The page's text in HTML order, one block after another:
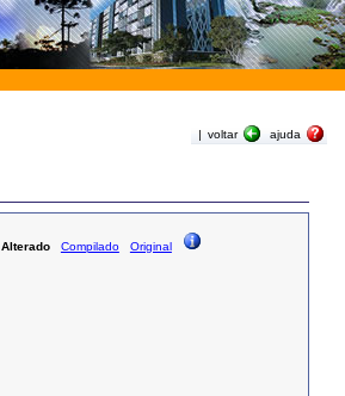
| voltar ajuda
Alterado Compilado Original